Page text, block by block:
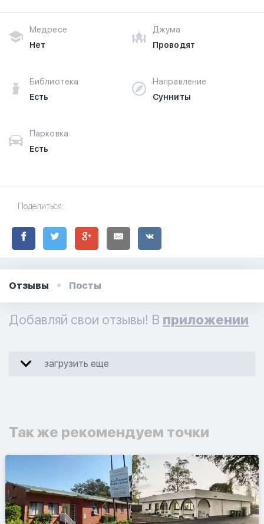
Медресе
Нет
Джума
Проводят
Библиотека
Есть
Направление
Сунниты
Парковка
Есть
Поделиться:
Отзывы Посты
Добавляй свои отзывы! В приложении
загрузить еще
Так же рекомендуем точки